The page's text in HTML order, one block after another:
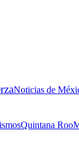
Noticias de
Quintana Roo